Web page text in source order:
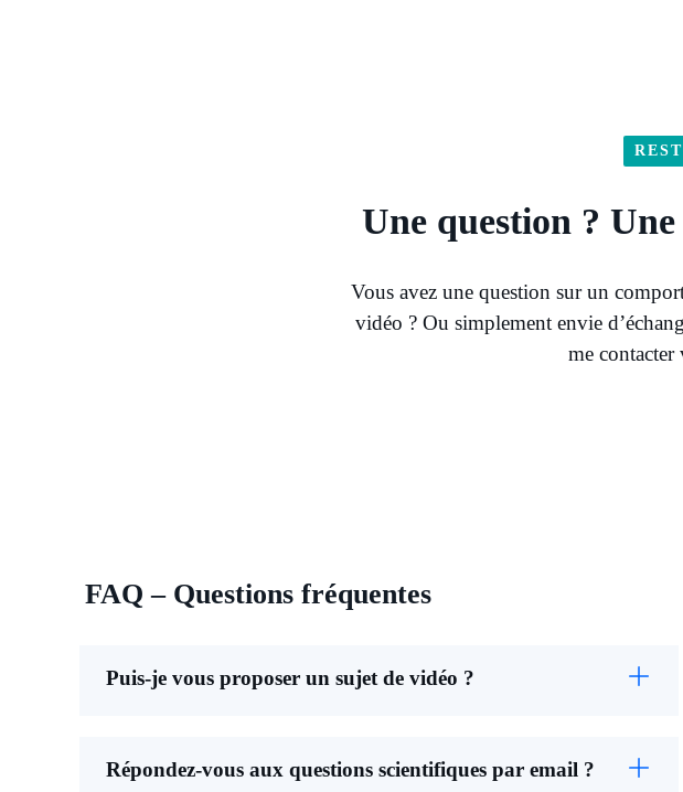
Une question ?
Vous avez une question sur un
vidéo ? Ou simplement envie
me contacter
FAQ – Questions fréquentes
Puis-je vous proposer un sujet de vidéo ?
Répondez-vous aux questions scientifiques par email ?